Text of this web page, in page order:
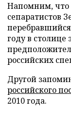
Напомним, что
сепаратистов
году в столице
российских
Другой
российского
2010 года.